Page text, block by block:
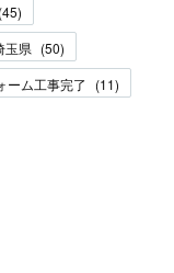
(45)
玉県 (50)
ーム工事完了 (11)